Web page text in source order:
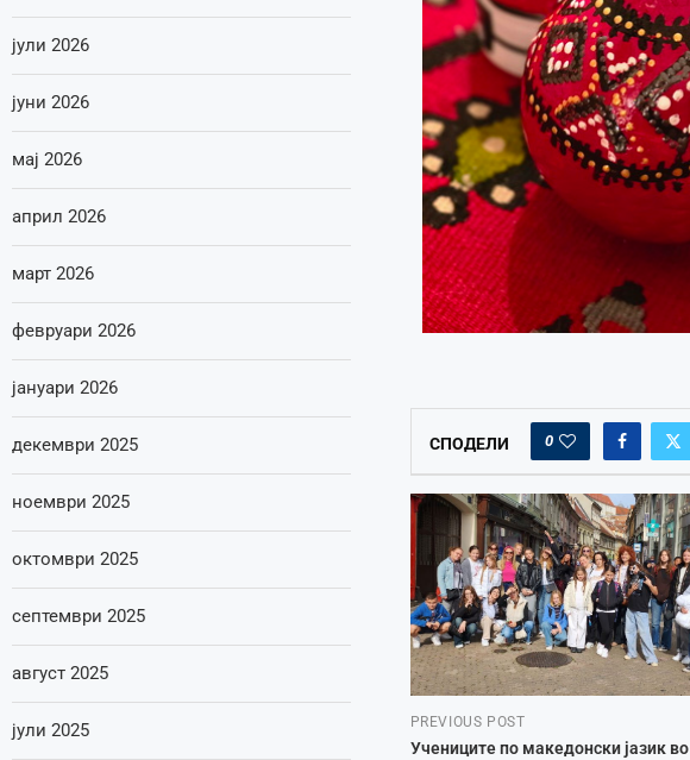
СПОДЕЛИ 0
PREVIOUS POST
Учениците по македонски јазик во
јули 2026
јуни 2026
мај 2026
април 2026
март 2026
февруари 2026
јануари 2026
декември 2025
ноември 2025
октомври 2025
септември 2025
август 2025
јули 2025